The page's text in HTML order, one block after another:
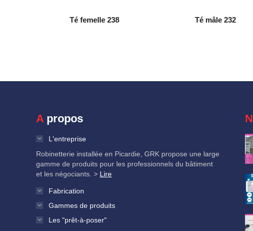
Té femelle 238 Té mâle 232
A propos
L'entreprise
Robinetterie installée en Picardie, GRK propose une large
gamme de produits pour les professionnels du bâtiment
et les négociants. > Lire
Fabrication
Gammes de produits
Les "prêt-à-poser"